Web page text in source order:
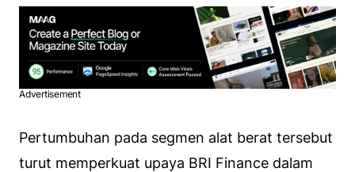
Advertisement
Pertumbuhan pada segmen alat berat tersebut
turut memperkuat upaya BRI Finance dalam